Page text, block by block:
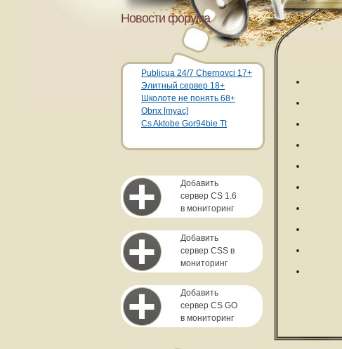
Новости форума
Publicua 24/7 Chernovci 17+
Элитный сервер 18+
Школоте не понять 68+
Obnx [myac]
Cs Aktobe Gor94bie Tt
Добавить
сервер CS 1.6
в мониторинг
Добавить
сервер CSS в
мониторинг
Добавить
сервер CS GO
в мониторинг